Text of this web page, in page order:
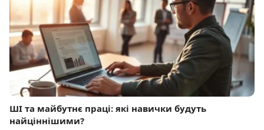
ШІ та майбутнє праці: які навички будуть
найціннішими?